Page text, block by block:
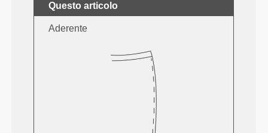
Questo articolo
Aderente